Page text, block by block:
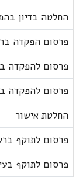
החלטה בדיון
פרסום הפקדה
פרסום להפקדה
פרסום להפקדה
החלטת אישור
פרסום לתוקף
פרסום לתוקף